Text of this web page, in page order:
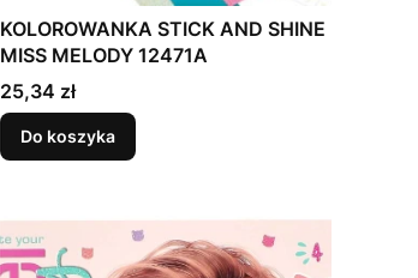
KOLOROWANKA STICK AND SHINE
MISS MELODY 12471A
Cena
25,34 zł
Do koszyka